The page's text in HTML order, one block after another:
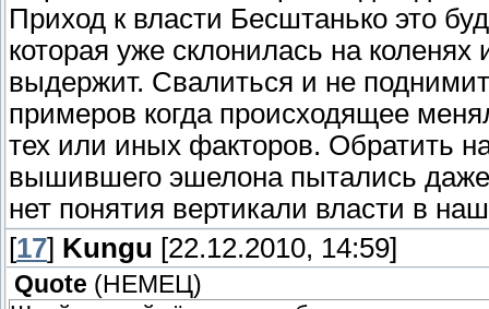
Приход к власти Бесштанько это
которая уже склонилась на коленях
выдержит. Свалиться и не
примеров когда происходящее
тех или иных факторов. Обратить
вышившего эшелона пытались
нет понятия вертикали власти в
[17] Kungu [22.12.2010, 14:59]
Quote ( НЕМЕЦ)